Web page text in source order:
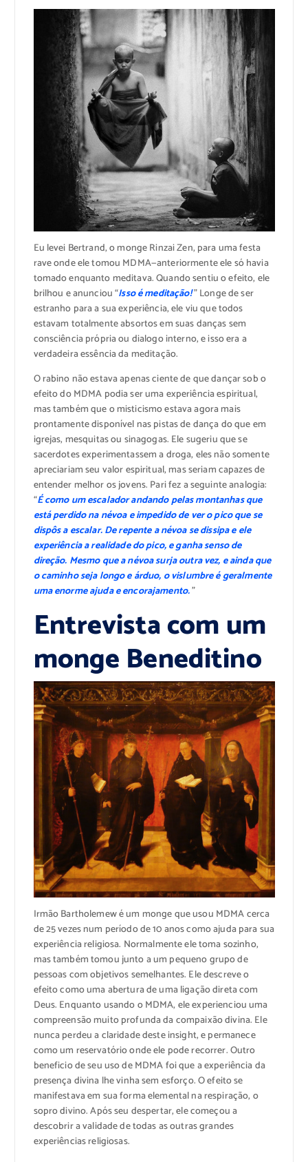
Eu levei Bertrand, o monge Rinzai Zen, para uma festa
rave onde ele tomou MDMA—anteriormente ele só havia
tomado enquanto meditava. Quando sentiu o efeito, ele
brilhou e anunciou “Isso é meditação!” Longe de ser
estranho para a sua experiência, ele viu que todos
estavam totalmente absortos em suas danças sem
consciência própria ou dialogo interno, e isso era a
verdadeira essência da meditação.
O rabino não estava apenas ciente de que dançar sob o
efeito do MDMA podia ser uma experiência espiritual,
mas também que o misticismo estava agora mais
prontamente disponível nas pistas de dança do que em
igrejas, mesquitas ou sinagogas. Ele sugeriu que se
sacerdotes experimentassem a droga, eles não somente
apreciariam seu valor espiritual, mas seriam capazes de
entender melhor os jovens. Pari fez a seguinte analogia:
“É como um escalador andando pelas montanhas que
está perdido na névoa e impedido de ver o pico que se
dispôs a escalar. De repente a névoa se dissipa e ele
experiência a realidade do pico, e ganha senso de
direção. Mesmo que a névoa surja outra vez, e ainda que
o caminho seja longo e árduo, o vislumbre é geralmente
uma enorme ajuda e encorajamento.”
Entrevista com um
monge Beneditino
Irmão Bartholemew é um monge que usou MDMA cerca
de 25 vezes num período de 10 anos como ajuda para sua
experiência religiosa. Normalmente ele toma sozinho,
mas também tomou junto a um pequeno grupo de
pessoas com objetivos semelhantes. Ele descreve o
efeito como uma abertura de uma ligação direta com
Deus. Enquanto usando o MDMA, ele experienciou uma
compreensão muito profunda da compaixão divina. Ele
nunca perdeu a claridade deste insight, e permanece
como um reservatório onde ele pode recorrer. Outro
beneficio de seu uso de MDMA foi que a experiência da
presença divina lhe vinha sem esforço. O efeito se
manifestava em sua forma elemental na respiração, o
sopro divino. Após seu despertar, ele começou a
descobrir a validade de todas as outras grandes
experiências religiosas.